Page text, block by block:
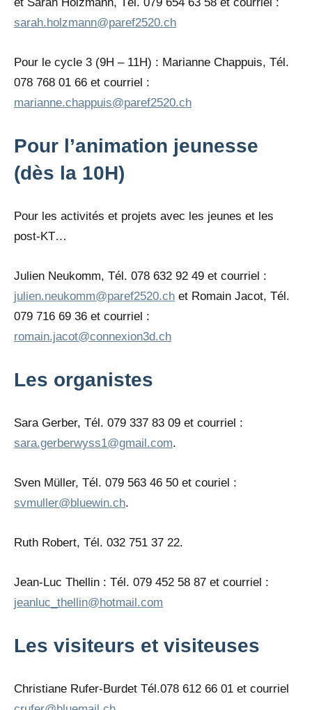
sarah.holzmann@paref2520.ch
Pour le cycle 3 (9H – 11H) : Marianne Chappuis, Tél.
078 768 01 66 et courriel :
marianne.chappuis@paref2520.ch
Pour l’animation jeunesse
(dès la 10H)
Pour les activités et projets avec les jeunes et les
post-KT…
Julien Neukomm, Tél. 078 632 92 49 et courriel :
julien.neukomm@paref2520.ch et Romain Jacot, Tél.
079 716 69 36 et courriel :
romain.jacot@connexion3d.ch
Les organistes
Sara Gerber, Tél. 079 337 83 09 et courriel :
sara.gerberwyss1@gmail.com.
Sven Müller, Tél. 079 563 46 50 et couriel :
svmuller@bluewin.ch.
Ruth Robert, Tél. 032 751 37 22.
Jean-Luc Thellin : Tél. 079 452 58 87 et courriel :
jeanluc_thellin@hotmail.com
Les visiteurs et visiteuses
Christiane Rufer-Burdet Tél.078 612 66 01 et courriel